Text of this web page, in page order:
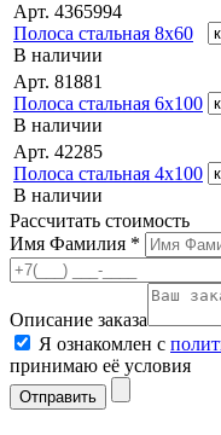
Арт. 4365994
Полоса стальная 8х60
В наличии
Арт. 81881
Полоса стальная 6х100
В наличии
Арт. 42285
Полоса стальная 4х100
В наличии
Рассчитать стоимость
Имя Фамилия *
Описание заказа
Я ознакомлен с
принимаю её условия
Отправить